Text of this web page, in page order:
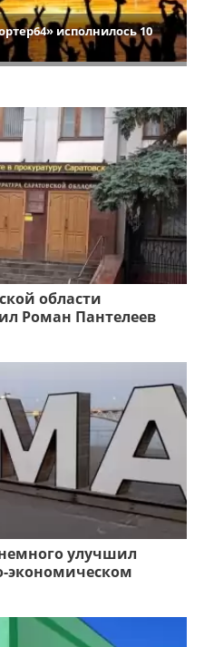
исполнилось 10
области
Роман Пантелеев
улучшил
экономическом